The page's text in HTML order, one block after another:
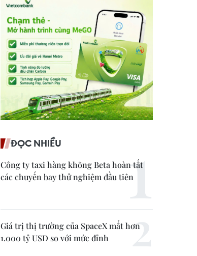
ĐỌC NHIỀU
Công ty taxi hàng không Beta hoàn tất
các chuyến bay thử nghiệm đầu tiên
Giá trị thị trường của SpaceX mất hơn
1.000 tỷ USD so với mức đỉnh